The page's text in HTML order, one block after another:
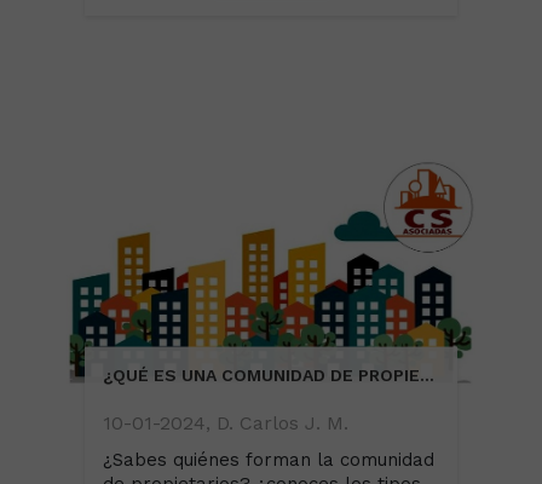
¿QUÉ ES UNA COMUNIDAD DE PROPIETARIOS?
10-01-2024, D. Carlos J. M.
¿Sabes quiénes forman la comunidad